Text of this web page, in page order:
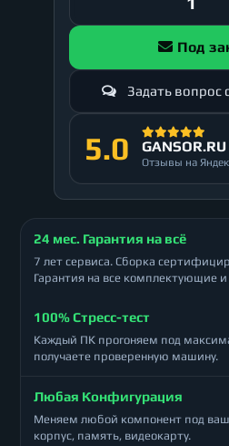
Под
Задать вопрос
5.0 GANSOR.RU
Отзывы на
24 мес. Гарантия на всё
7 лет сервиса. Сборка
Гарантия на все комплектующие и
100% Стресс-тест
Каждый ПК прогоняем под
получаете проверенную машину.
Любая Конфигурация
Меняем любой компонент под
корпус, память, видеокарту.